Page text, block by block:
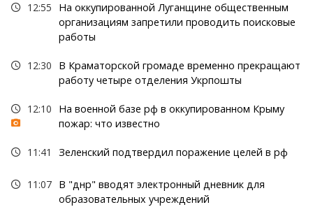
12:55
На оккупированной Луганщине общественным
организациям запретили проводить поисковые
работы
12:30
В Краматорской громаде временно прекращают
работу четыре отделения Укрпошты
12:10
На военной базе рф в оккупированном Крыму
пожар: что известно
11:41 Зеленский подтвердил поражение целей в рф
11:07 В "днр" вводят электронный дневник для
образовательных учреждений